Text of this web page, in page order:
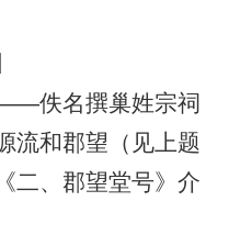
佚名撰巢姓宗祠
流和郡望（见上题
二、郡望堂号》介